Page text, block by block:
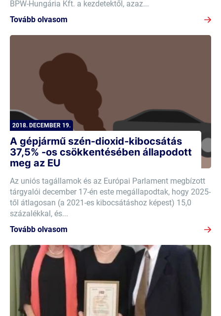
BPW-Hungária Kft. a kezdetektől, azaz...
Tovább olvasom
2018. DECEMBER 19.
A gépjármű szén-dioxid-kibocsátás
37,5% -os csökkentésében állapodott
meg az EU
Az uniós tagállamok és az Európai Parlament megbízott
tárgyalói december 17-én este megállapodtak, hogy 2025-
től átlagosan (a 2021-es kibocsátáshoz képest) 15,0
százalékkal, és...
Tovább olvasom